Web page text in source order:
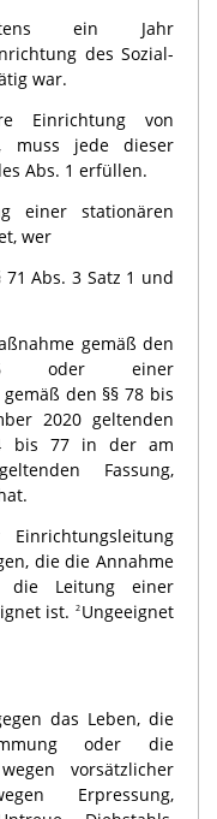
ein Jahr
des Sozial-
war.
Einrichtung von
muss jede dieser
Abs. 1 erfüllen.
einer stationären
wer
Abs. 3 Satz 1 und
gemäß den
einer
den §§ 78 bis
2020 geltenden
bis 77 in der am
Fassung,
die die Annahme
die Leitung einer
ist.
2 Ungeeignet
das Leben, die
oder die
vorsätzlicher
Erpressung,